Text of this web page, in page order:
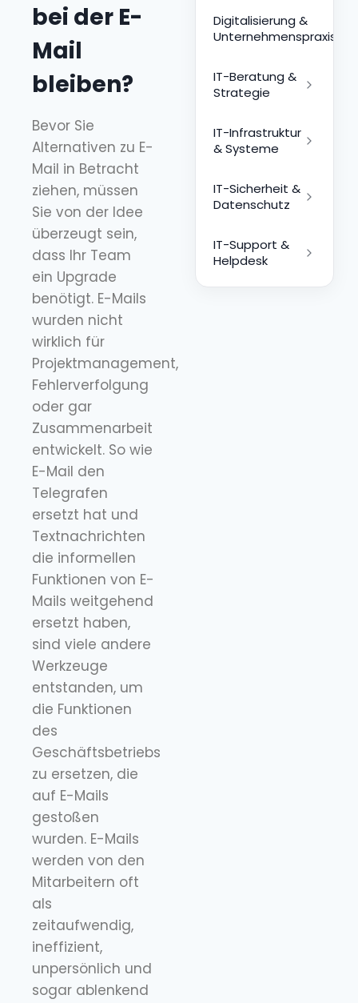
bei der E-
Mail
bleiben?
Bevor Sie
Alternativen zu E-
Mail in Betracht
ziehen, müssen
Sie von der Idee
überzeugt sein,
dass Ihr Team
ein Upgrade
benötigt. E-Mails
wurden nicht
wirklich für
Projektmanagement,
Fehlerverfolgung
oder gar
Zusammenarbeit
entwickelt. So wie
E-Mail den
Telegrafen
ersetzt hat und
Textnachrichten
die informellen
Funktionen von E-
Mails weitgehend
ersetzt haben,
sind viele andere
Werkzeuge
entstanden, um
die Funktionen
des
Geschäftsbetriebs
zu ersetzen, die
auf E-Mails
gestoßen
wurden. E-Mails
werden von den
Mitarbeitern oft
als
zeitaufwendig,
ineffizient,
unpersönlich und
sogar ablenkend
Digitalisierung &
Unternehmenspraxis
IT-Beratung &
Strategie
IT-Infrastruktur
& Systeme
IT-Sicherheit &
Datenschutz
IT-Support &
Helpdesk